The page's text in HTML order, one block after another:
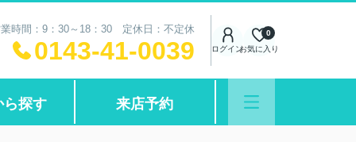
時間：9：30～18：30 定休日：不定休
0143-41-0039 ログインお気に入り
0
ら探す 来店予約